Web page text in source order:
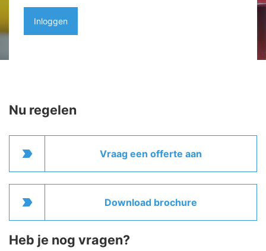
Inloggen
Nu regelen
label_important Vraag een offerte aan
label_important Download brochure
Heb je nog vragen?